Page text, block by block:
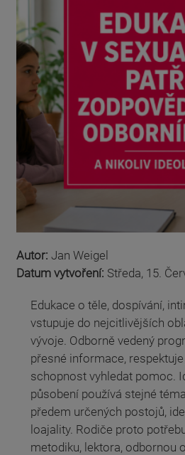
Autor: Jan Weigel
Datum vytvoření: Středa, 15.
Edukace o těle, dospívání,
vstupuje do nejcitlivějších
vývoje. Odborně vedený
přesné informace,
schopnost vyhledat pomoc.
působení používá stejné
předem určených postojů,
loajality. Rodiče proto
metodiku, lektora, odbornou